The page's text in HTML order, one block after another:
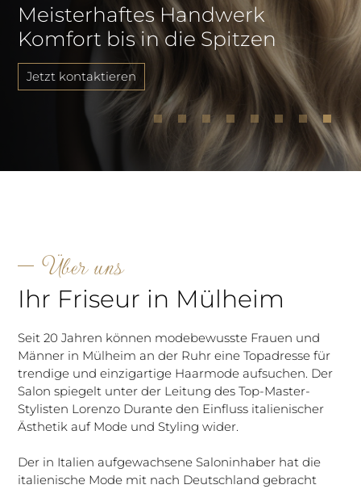
Meisterhaftes Handwerk
Komfort bis in die Spitzen
Jetzt kontaktieren
Über uns
Ihr Friseur in Mülheim
Seit 20 Jahren können modebewusste Frauen und
Männer in Mülheim an der Ruhr eine Topadresse für
trendige und einzigartige Haarmode aufsuchen. Der
Salon spiegelt unter der Leitung des Top-Master-
Stylisten Lorenzo Durante den Einfluss italienischer
Ästhetik auf Mode und Styling wider.
Der in Italien aufgewachsene Saloninhaber hat die
italienische Mode mit nach Deutschland gebracht